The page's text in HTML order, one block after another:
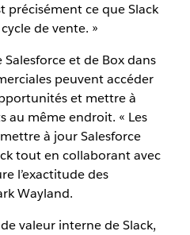
précisément ce que Slack
de vente. »
et de Box dans
peuvent accéder
et mettre à
au même endroit. « Les
à jour Salesforce
tout en collaborant avec
l’exactitude des
Wayland.
valeur interne de Slack,